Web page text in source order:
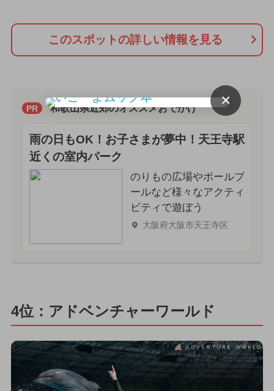
このスポットの詳しい情報を見る
PR 和歌山県近郊のオススメおでかけ
雨の日もOK！お子さまが夢中！天王寺駅
近くの室内パーク
のりもの広場やボールプ
ールなど様々なアクティ
ビティで遊ぼう
大阪府大阪市天王寺区
4位：アドベンチャーワールド
×